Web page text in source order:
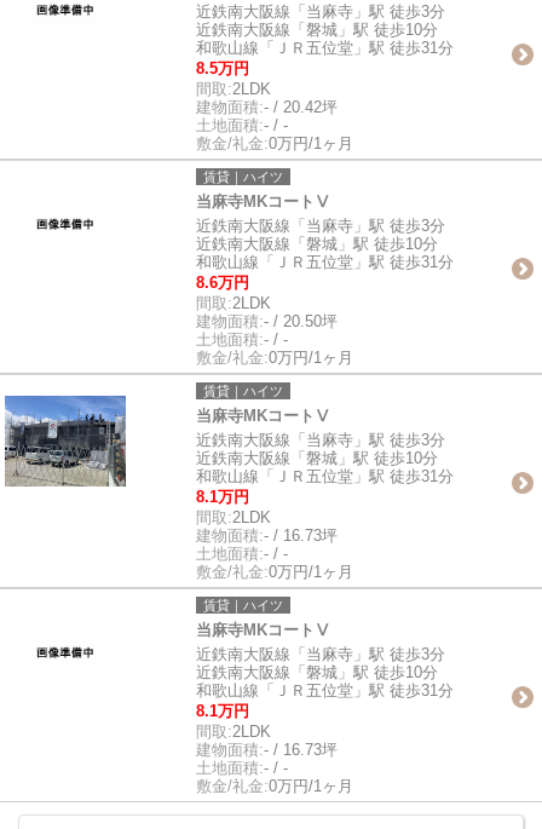
近鉄南大阪線「当麻寺」駅 徒歩3分
近鉄南大阪線「磐城」駅 徒歩10分
和歌山線「ＪＲ五位堂」駅 徒歩31分
8.5万円
間取:2LDK
建物面積:- / 20.42坪
土地面積:- / -
敷金/礼金:0万円/1ヶ月
賃貸｜ハイツ
当麻寺MKコートⅤ
近鉄南大阪線「当麻寺」駅 徒歩3分
近鉄南大阪線「磐城」駅 徒歩10分
和歌山線「ＪＲ五位堂」駅 徒歩31分
8.6万円
間取:2LDK
建物面積:- / 20.50坪
土地面積:- / -
敷金/礼金:0万円/1ヶ月
賃貸｜ハイツ
当麻寺MKコートⅤ
近鉄南大阪線「当麻寺」駅 徒歩3分
近鉄南大阪線「磐城」駅 徒歩10分
和歌山線「ＪＲ五位堂」駅 徒歩31分
8.1万円
間取:2LDK
建物面積:- / 16.73坪
土地面積:- / -
敷金/礼金:0万円/1ヶ月
賃貸｜ハイツ
当麻寺MKコートⅤ
近鉄南大阪線「当麻寺」駅 徒歩3分
近鉄南大阪線「磐城」駅 徒歩10分
和歌山線「ＪＲ五位堂」駅 徒歩31分
8.1万円
間取:2LDK
建物面積:- / 16.73坪
土地面積:- / -
敷金/礼金:0万円/1ヶ月